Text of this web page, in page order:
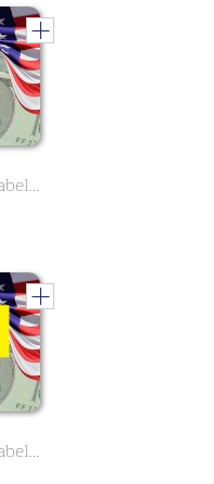
In diesem Vokabelmonster lernst du 3900 englische Vokabeln rund um das Thema Business und Geschäftsleben - Buchstabe A - Teil 2
In diesem Vokabelmonster lernst du 3900 englische Vokabeln rund um das Thema Business und Geschäftsleben - Buchstabe D - Teil 11